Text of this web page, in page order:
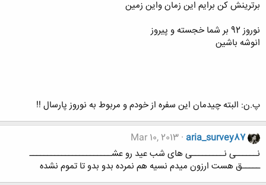
برترینش کن برایم این زمان واین زمین
نوروز 92 بر شما خجسته و پیروز
انوشه باشین
پ.ن: البته چیدمان این سفره از خودم و مربوط به نوروز پارسال !!
aria_survey87
Mar 10, 2013
نــــــی نـــــــــی های شب عید رو عشـــــــــــــــــــــــ
ـــــق هست ارزون میدم نسیه هم نمرده بدو بدو تا تموم نشده